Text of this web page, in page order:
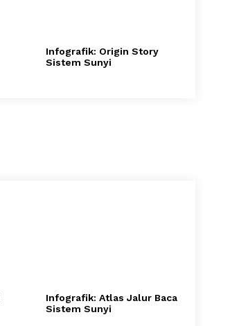
Infografik: Origin Story
Sistem Sunyi
Infografik: Atlas Jalur Baca
Sistem Sunyi